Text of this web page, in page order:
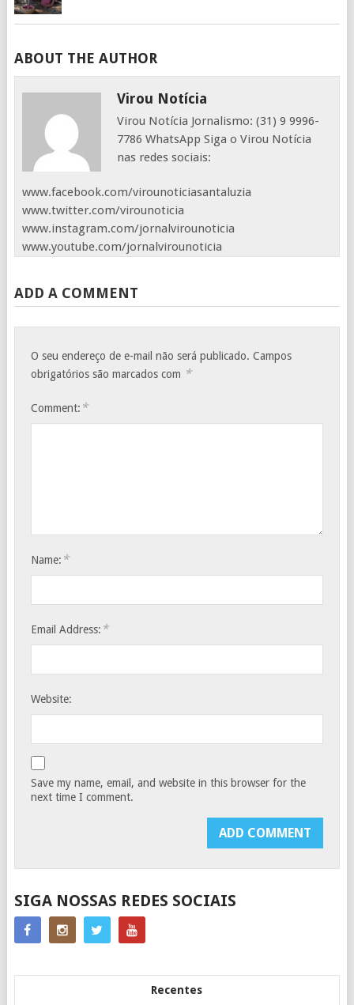
ABOUT THE AUTHOR
Virou Notícia
Virou Notícia Jornalismo: (31) 9 9996-
7786 WhatsApp Siga o Virou Notícia
nas redes sociais:
www.facebook.com/virounoticiasantaluzia
www.twitter.com/virounoticia
www.instagram.com/jornalvirounoticia
www.youtube.com/jornalvirounoticia
ADD A COMMENT
O seu endereço de e-mail não será publicado. Campos
obrigatórios são marcados com *
Comment: *
Name: *
Email Address: *
Website:
Save my name, email, and website in this browser for the
next time I comment.
SIGA NOSSAS REDES SOCIAIS
Recentes